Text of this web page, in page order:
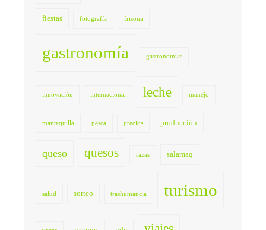
fiestas fotografía frisona
gastronomía gastronomías
innovación internacional leche manejo
mantequilla pesca precios producción
queso quesos razas salamaq
salud sorteo trashumancia turismo